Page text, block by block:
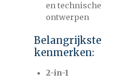
en technische
ontwerpen
Belangrijkste
kenmerken:
2-in-1